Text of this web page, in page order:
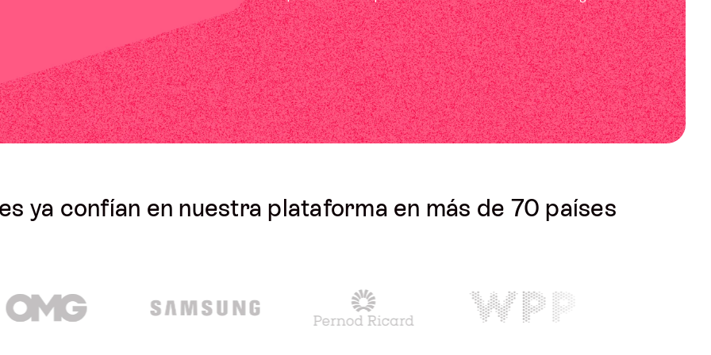
Comparte múltiples enlaces, destaca
contenido y haz seguimiento de los
Ads
Lanza, gestiona y optimiza anuncios
Identifica brechas, valida ideas y
define estrategias
ya confían en nuestra plataforma en más de 70 países